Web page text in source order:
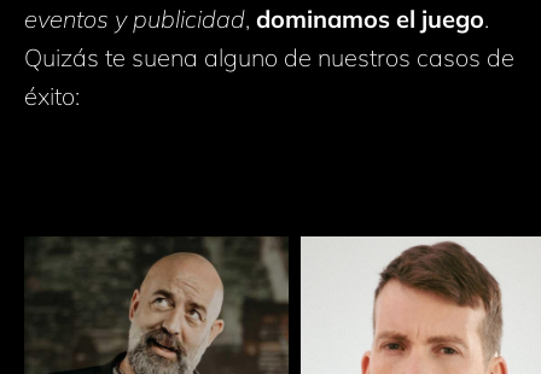
eventos y publicidad, dominamos el juego.
Quizás te suena alguno de nuestros casos de
éxito: